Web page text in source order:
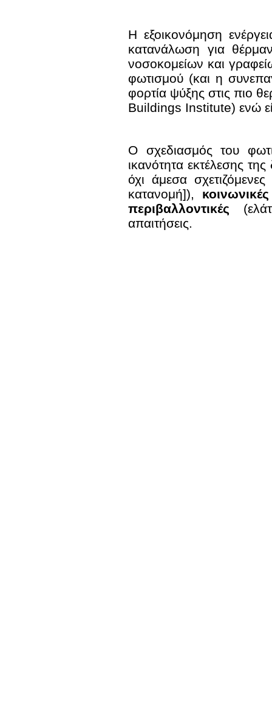
Η εξοικονόμηση
κατανάλωση για
νοσοκομείων και
φωτισμού (και η
φορτία ψύξης στις πιο
Buildings Institute) ενώ
Ο σχεδιασμός του
ικανότητα εκτέλεσης
όχι άμεσα
κατανομή]), κοινωνικές
περιβαλλοντικές
απαιτήσεις.